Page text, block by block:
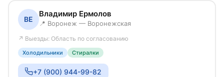
ВЕ
Владимир Ермолов
📍 Воронеж — Воронежская
↗ Выезды: Область по согласованию
Холодильники Стиралки
+7 (900) 944-99-82